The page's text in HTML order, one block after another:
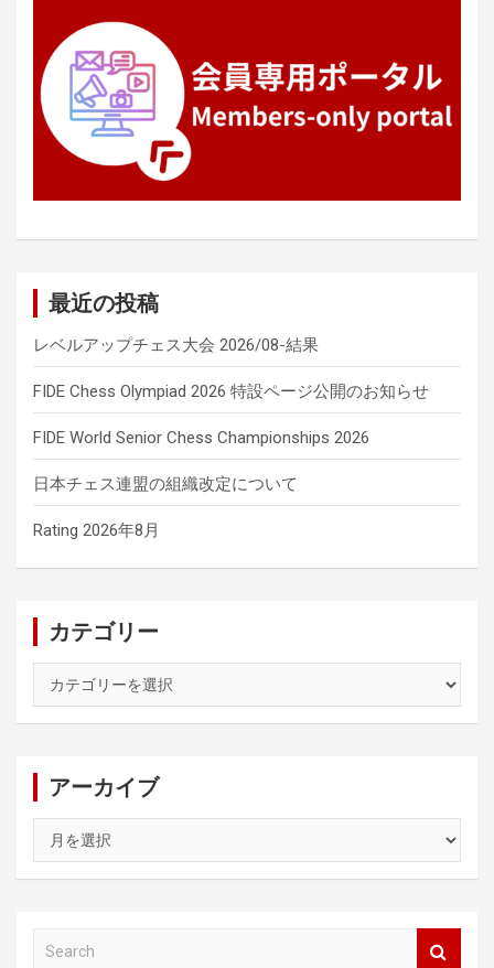
最近の投稿
レベルアップチェス大会 2026/08-結果
FIDE Chess Olympiad 2026 特設ページ公開のお知らせ
FIDE World Senior Chess Championships 2026
日本チェス連盟の組織改定について
Rating 2026年8月
カテゴリー
ゴ
アーカイブ
カ